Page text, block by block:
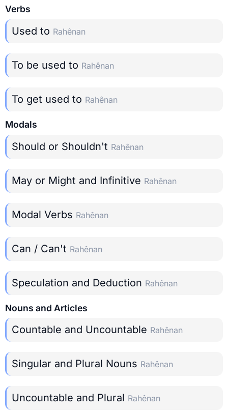
Verbs
Used to Rahênan
To be used to Rahênan
To get used to Rahênan
Modals
Should or Shouldn't Rahênan
May or Might and Infinitive Rahênan
Modal Verbs Rahênan
Can / Can't Rahênan
Speculation and Deduction Rahênan
Nouns and Articles
Countable and Uncountable Rahênan
Singular and Plural Nouns Rahênan
Uncountable and Plural Rahênan